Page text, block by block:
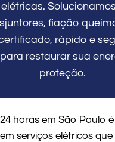
fiação
rápido e
restaurar sua
proteção.
horas em São Paulo
serviços elétricos que